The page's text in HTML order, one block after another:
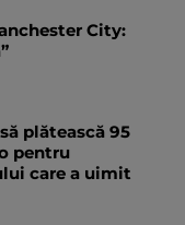
City:
plătească 95
pentru
care a uimit